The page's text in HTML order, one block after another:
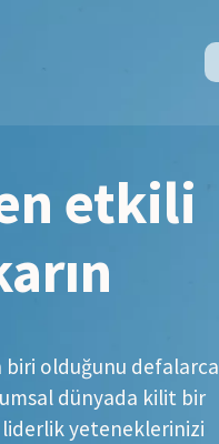
etkili
olduğunu defalarca
dünyada kilit bir
liderlik yeteneklerinizi